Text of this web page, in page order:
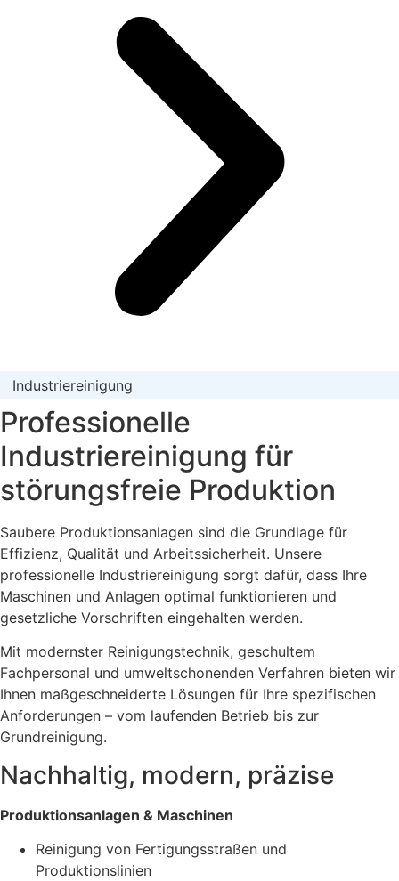
Industriereinigung
Professionelle
Industriereinigung für
störungsfreie Produktion
Saubere Produktionsanlagen sind die Grundlage für
Effizienz, Qualität und Arbeitssicherheit. Unsere
professionelle Industriereinigung sorgt dafür, dass Ihre
Maschinen und Anlagen optimal funktionieren und
gesetzliche Vorschriften eingehalten werden.
Mit modernster Reinigungstechnik, geschultem
Fachpersonal und umweltschonenden Verfahren bieten wir
Ihnen maßgeschneiderte Lösungen für Ihre spezifischen
Anforderungen – vom laufenden Betrieb bis zur
Grundreinigung.
Nachhaltig, modern, präzise
Produktionsanlagen & Maschinen
Reinigung von Fertigungsstraßen und
Produktionslinien